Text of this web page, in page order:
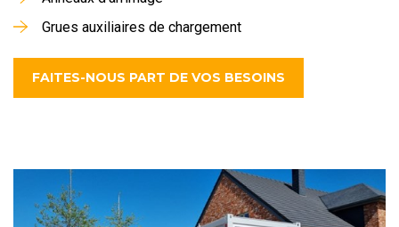
Grues auxiliaires de chargement
FAITES-NOUS PART DE VOS BESOINS